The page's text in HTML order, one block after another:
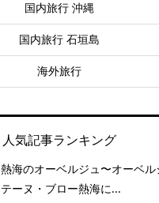
国内旅行 沖縄
国内旅行 石垣島
海外旅行
人気記事ランキング
熱海のオーベルジュ〜オーベル
テーヌ・ブロー熱海に...